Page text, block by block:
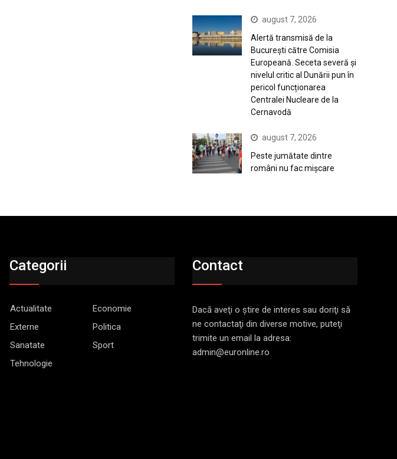
august 7, 2026
Alertă transmisă de la
București către Comisia
Europeană. Seceta severă și
nivelul critic al Dunării pun în
pericol funcționarea
Centralei Nucleare de la
Cernavodă
august 7, 2026
Peste jumătate dintre
români nu fac mișcare
Categorii
Actualitate
Economie
Externe
Politica
Sanatate
Sport
Tehnologie
Contact
Dacă aveţi o ştire de interes sau doriţi să
ne contactaţi din diverse motive, puteţi
trimite un email la adresa:
admin@euronline.ro